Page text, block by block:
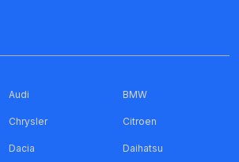
Audi BMW
Chrysler Citroen
Dacia Daihatsu